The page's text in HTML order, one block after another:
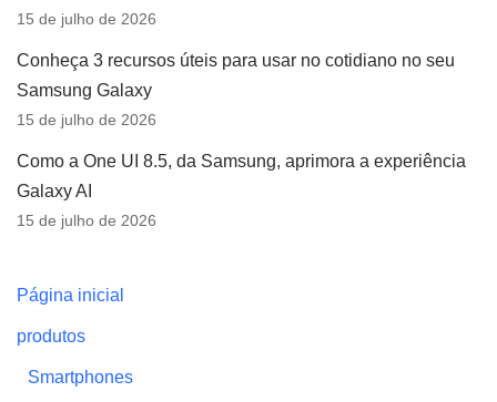
15 de julho de 2026
Conheça 3 recursos úteis para usar no cotidiano no seu
Samsung Galaxy
15 de julho de 2026
Como a One UI 8.5, da Samsung, aprimora a experiência
Galaxy AI
15 de julho de 2026
Página inicial
produtos
Smartphones